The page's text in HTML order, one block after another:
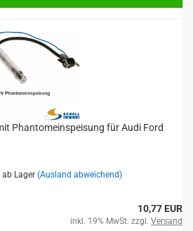
Phantomeinspeisung für Audi Ford
Lager (Ausland abweichend)
10,77 EUR
inkl. 19% MwSt. zzgl. Versand